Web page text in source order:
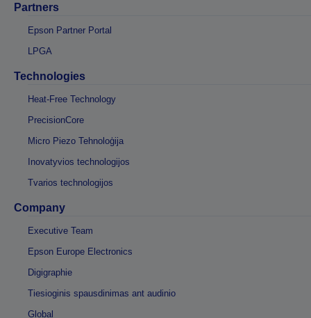
Partners
Epson Partner Portal
LPGA
Technologies
Heat-Free Technology
PrecisionCore
Micro Piezo Tehnoloģija
Inovatyvios technologijos
Tvarios technologijos
Company
Executive Team
Epson Europe Electronics
Digigraphie
Tiesioginis spausdinimas ant audinio
Global